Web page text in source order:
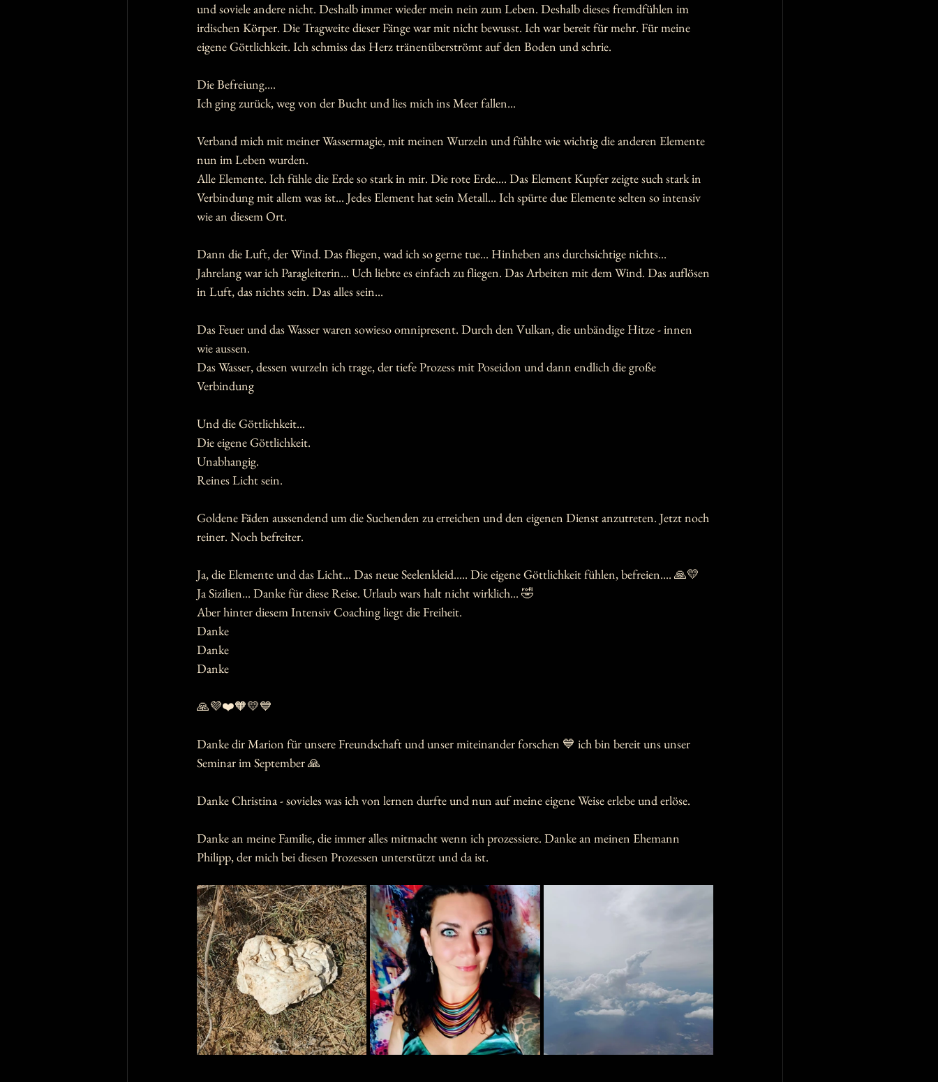
und soviele andere nicht. Deshalb immer wieder mein nein zum Leben. Deshalb dieses fremdfühlen im
irdischen Körper. Die Tragweite dieser Fänge war mit nicht bewusst. Ich war bereit für mehr. Für meine
eigene Göttlichkeit. Ich schmiss das Herz tränenüberströmt auf den Boden und schrie.
Die Befreiung....
Ich ging zurück, weg von der Bucht und lies mich ins Meer fallen...
Verband mich mit meiner Wassermagie, mit meinen Wurzeln und fühlte wie wichtig die anderen Elemente
nun im Leben wurden.
Alle Elemente. Ich fühle die Erde so stark in mir. Die rote Erde.... Das Element Kupfer zeigte such stark in
Verbindung mit allem was ist... Jedes Element hat sein Metall... Ich spürte due Elemente selten so intensiv
wie an diesem Ort.
Dann die Luft, der Wind. Das fliegen, wad ich so gerne tue... Hinheben ans durchsichtige nichts...
Jahrelang war ich Paragleiterin... Uch liebte es einfach zu fliegen. Das Arbeiten mit dem Wind. Das auflösen
in Luft, das nichts sein. Das alles sein...
Das Feuer und das Wasser waren sowieso omnipresent. Durch den Vulkan, die unbändige Hitze - innen
wie aussen.
Das Wasser, dessen wurzeln ich trage, der tiefe Prozess mit Poseidon und dann endlich die große
Verbindung
Und die Göttlichkeit...
Die eigene Göttlichkeit.
Unabhangig.
Reines Licht sein.
Goldene Fäden aussendend um die Suchenden zu erreichen und den eigenen Dienst anzutreten. Jetzt noch
reiner. Noch befreiter.
Ja, die Elemente und das Licht... Das neue Seelenkleid..... Die eigene Göttlichkeit fühlen, befreien.... 🙏💛
Ja Sizilien... Danke für diese Reise. Urlaub wars halt nicht wirklich... 🤣
Aber hinter diesem Intensiv Coaching liegt die Freiheit.
Danke
Danke
Danke
🙏💜❤️🧡💛💙
Danke dir Marion für unsere Freundschaft und unser miteinander forschen 💙 ich bin bereit uns unser
Seminar im September 🙏
Danke Christina - sovieles was ich von lernen durfte und nun auf meine eigene Weise erlebe und erlöse.
Danke an meine Familie, die immer alles mitmacht wenn ich prozessiere. Danke an meinen Ehemann
Philipp, der mich bei diesen Prozessen unterstützt und da ist.